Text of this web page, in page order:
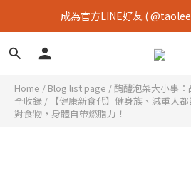
成為官方LINE好友 (
Home / Blog list page /醄醴泡菜大小事
全收錄 /
【健康新食代】健身族、減重人
對食物，身體自帶燃脂力！